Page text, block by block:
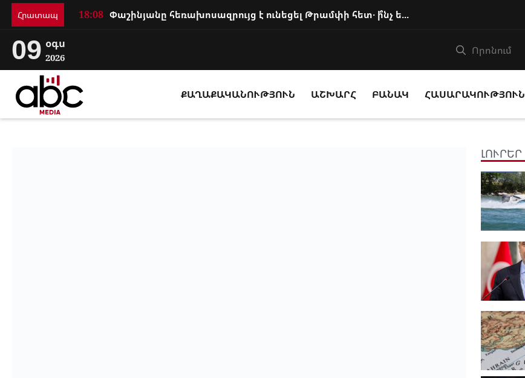
Հրատապ 18:08 Փաշինյանը հեռախոսազրույց է ունեցել Թրամփի հետ․ ի՞նչ են քննարկել
09 օգս
2026
ՔԱՂԱՔԱԿԱՆՈՒԹՅՈՒՆ ԱՇԽԱՐՀ ԲԱՆԱԿ ՀԱՍԱՐԱԿՈՒԹՅՈՒՆ
ԼՈՒՐԵՐ